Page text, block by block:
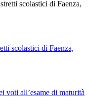
scolastici di Faenza,
voti all’esame di maturità